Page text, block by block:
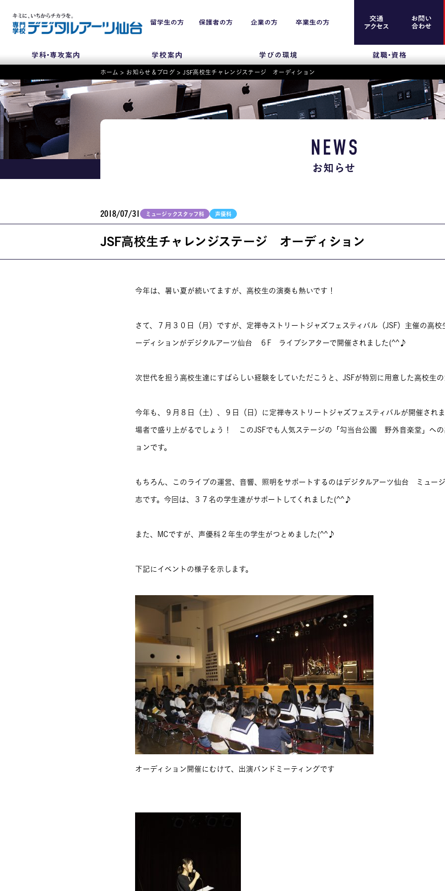
NEWS 学科・専攻案内
就職・資格 イベント案内
MOVIE
留学生のみなさま
保護者のみなさま
お問い合わせ
交通アクセス
学校情報公開
サイトマップ
ホーム > お知らせ＆ブログ > JSF高校生チャレンジステージ オーディション
NEWS
お知らせ
2018/07/31 ミュージックスタッフ科 声優科
JSF高校生チャレンジステージ オーディション
今年は、暑い夏が続いてますが、高校生の演奏も熱いです！
さて、７月３０日（月）ですが、定禅寺ストリートジャズフェスティバル（JSF）主催の高校
ーディションがデジタルアーツ仙台 ６F ライブシアターで開催されました(^^♪
次世代を担う高校生達にすばらしい経験をしていただこうと、JSFが特別に用意した高校生の
今年も、９月８日（土）、９日（日）に定禅寺ストリートジャズフェスティバルが開催され
場者で盛り上がるでしょう！ このJSFでも人気ステージの「勾当台公園 野外音楽堂」への
ョンです。
もちろん、このライブの運営、音響、照明をサポートするのはデジタルアーツ仙台 ミュー
志です。今回は、３７名の学生達がサポートしてくれました(^^♪
また、MCですが、声優科２年生の学生がつとめました(^^♪
下記にイベントの様子を示します。
オーディション開催にむけて、出演バンドミーティングです